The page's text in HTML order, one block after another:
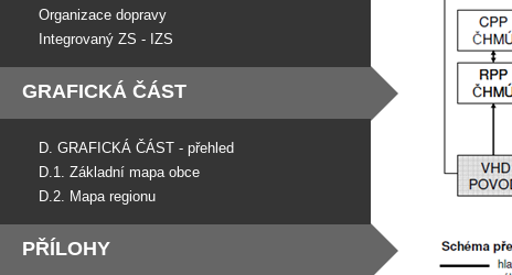
Organizace dopravy
Integrovaný ZS - IZS
GRAFICKÁ ČÁST
D. GRAFICKÁ ČÁST - přehled
D.1. Základní mapa obce
D.2. Mapa regionu
PŘÍLOHY